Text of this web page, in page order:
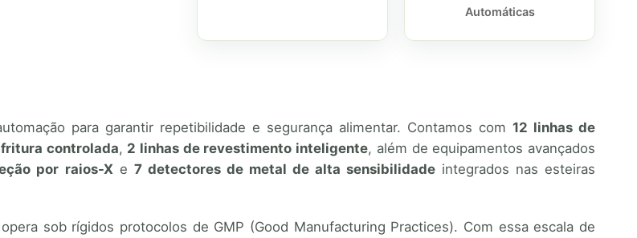
Automáticas
para garantir repetibilidade e segurança alimentar. Contamos com 12 linhas de
controlada, 2 linhas de revestimento inteligente, além de equipamentos avançados
por raios-X e 7 detectores de metal de alta sensibilidadeintegrados nas esteiras
sob rígidos protocolos de GMP (Good Manufacturing Practices). Com essa escala de